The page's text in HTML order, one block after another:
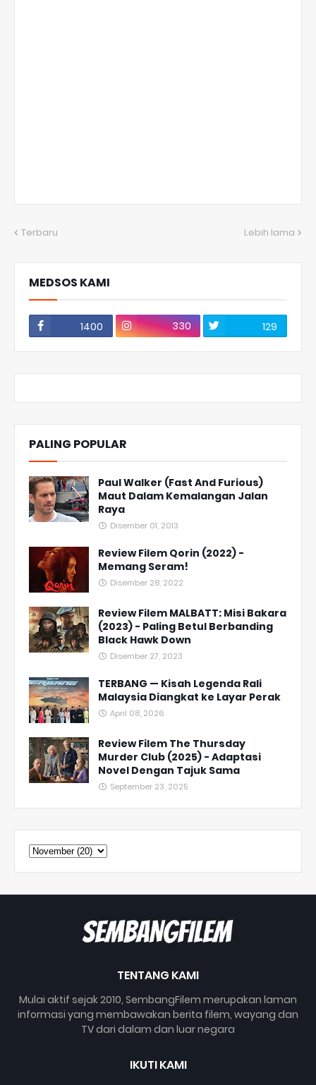
Terbaru Lebih lama
MEDSOS KAMI
1400 330 129
PALING POPULAR
Paul Walker (Fast And Furious)
Maut Dalam Kemalangan Jalan
Raya
Disember 01, 2013
Review Filem Qorin (2022) -
Memang Seram!
Disember 28, 2022
Review Filem MALBATT: Misi Bakara
(2023) - Paling Betul Berbanding
Black Hawk Down
Disember 27, 2023
TERBANG — Kisah Legenda Rali
Malaysia Diangkat ke Layar Perak
April 08, 2026
Review Filem The Thursday
Murder Club (2025) - Adaptasi
Novel Dengan Tajuk Sama
September 23, 2025
TENTANG KAMI
Mulai aktif sejak 2010, SembangFilem merupakan laman
informasi yang membawakan berita filem, wayang dan
TV dari dalam dan luar negara
IKUTI KAMI